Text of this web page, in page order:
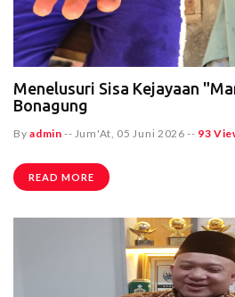
Menelusuri Sisa Kejayaan
Bonagung
Byadmin -- Jum'At, 05 Juni 2026 -- 93
READ MORE